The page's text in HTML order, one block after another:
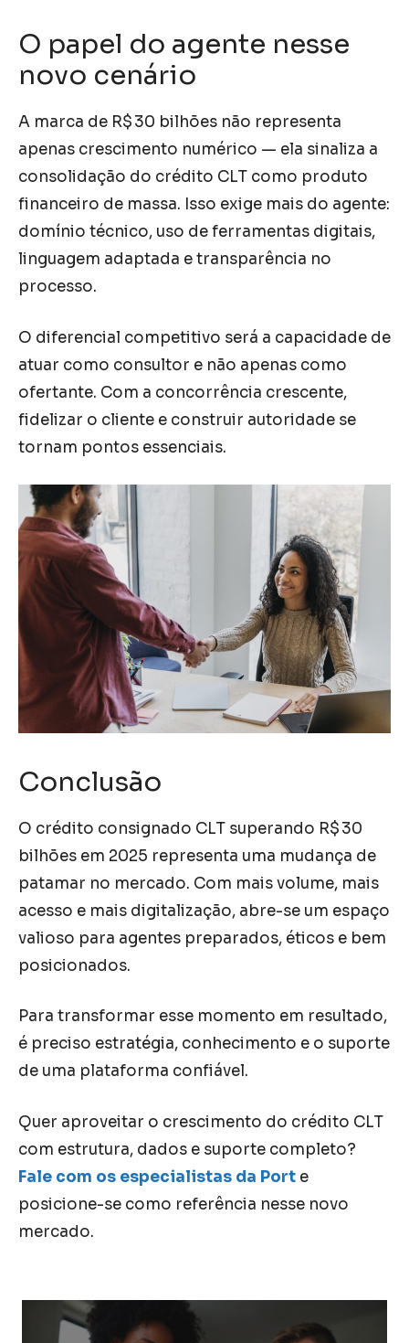
O papel do agente nesse
novo cenário
A marca de R$ 30 bilhões não representa
apenas crescimento numérico — ela sinaliza a
consolidação do crédito CLT como produto
financeiro de massa. Isso exige mais do agente:
domínio técnico, uso de ferramentas digitais,
linguagem adaptada e transparência no
processo.
O diferencial competitivo será a capacidade de
atuar como consultor e não apenas como
ofertante. Com a concorrência crescente,
fidelizar o cliente e construir autoridade se
tornam pontos essenciais.
Conclusão
O crédito consignado CLT superando R$ 30
bilhões em 2025 representa uma mudança de
patamar no mercado. Com mais volume, mais
acesso e mais digitalização, abre-se um espaço
valioso para agentes preparados, éticos e bem
posicionados.
Para transformar esse momento em resultado,
é preciso estratégia, conhecimento e o suporte
de uma plataforma confiável.
Quer aproveitar o crescimento do crédito CLT
com estrutura, dados e suporte completo?
Fale com os especialistas da Port e
posicione-se como referência nesse novo
mercado.